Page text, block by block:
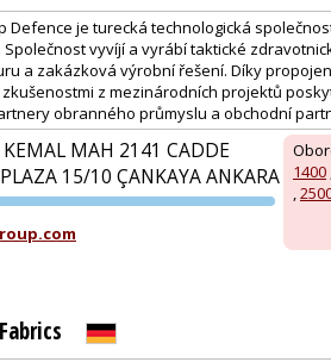
Defence je turecká technologická
Společnost vyvíjí a vyrábí taktické
a zakázková výrobní řešení. Díky
z mezinárodních projektů
obranného průmyslu a obchodní
1400
,
MAH 2141 CADDE
15/10 ÇANKAYA ANKARA
PVA EXPO